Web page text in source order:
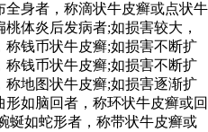
身者，称滴状牛皮癣或点状牛
体炎后发病者;如损害较大，
钱币状牛皮癣;如损害不断扩
钱币状牛皮癣;如损害不断扩
地图状牛皮癣;如损害逐渐扩
如脑回者，称环状牛皮癣或回
蜒如蛇形者，称带状牛皮癣或